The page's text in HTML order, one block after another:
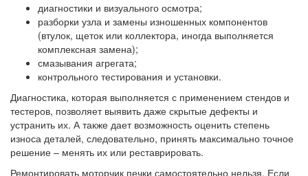
диагностики и визуального осмотра;
разборки узла и замены изношенных компонентов
(втулок, щеток или коллектора, иногда выполняется
комплексная замена);
смазывания агрегата;
контрольного тестирования и установки.
Диагностика, которая выполняется с применением стендов и
тестеров, позволяет выявить даже скрытые дефекты и
устранить их. А также дает возможность оценить степень
износа деталей, следовательно, принять максимально точное
решение – менять их или реставрировать.
Ремонтировать моторчик печки самостоятельно нельзя. Если